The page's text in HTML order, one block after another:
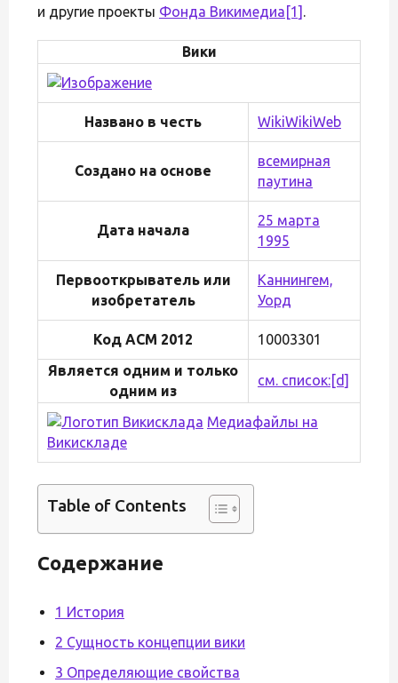
и другие проекты Фонда Викимедиа [1] .
Вики
Названо в честь WikiWikiWeb
Создано на основе
всемирная
паутина
Дата начала
25 марта
1995
Первооткрыватель или
изобретатель
Каннингем,
Уорд
Код ACM 2012
10003301
Является одним и только
одним из
см. список:[d]
Медиафайлы на
Викискладе
Table of Contents
Содержание
1 История
2 Сущность концепции вики
3 Определяющие свойства